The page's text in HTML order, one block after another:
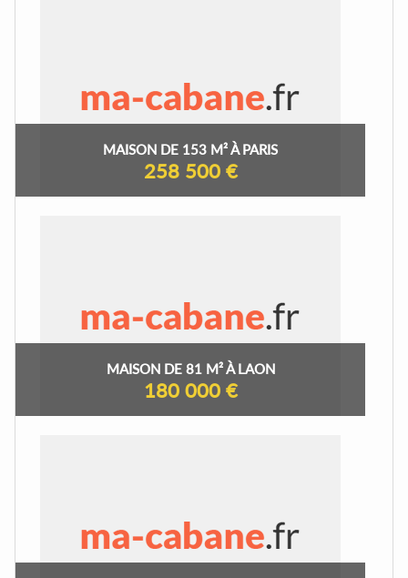
MAISON DE 153 M² À PARIS
258 500 €
MAISON DE 81 M² À LAON
180 000 €